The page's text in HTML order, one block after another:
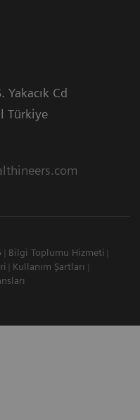
Yakacık Cd
Türkiye
Bilgi Toplumu Hizmeti
Kullanım Şartları